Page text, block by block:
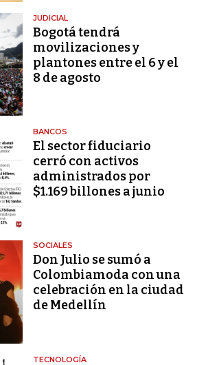
JUDICIAL
Bogotá tendrá
movilizaciones y
plantones entre el 6 y el
8 de agosto
BANCOS
El sector fiduciario
cerró con activos
administrados por
$1.169 billones a junio
SOCIALES
Don Julio se sumó a
Colombiamoda con una
celebración en la ciudad
de Medellín
TECNOLOGÍA